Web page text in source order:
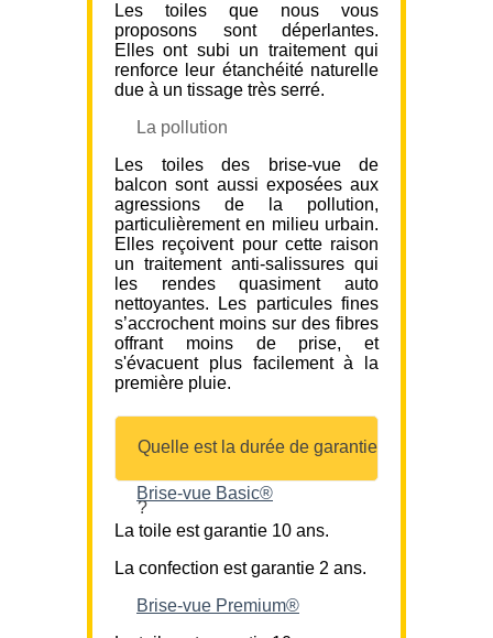
Les toiles que nous vous
proposons sont déperlantes.
Elles ont subi un traitement qui
renforce leur étanchéité naturelle
due à un tissage très serré.
La pollution
Les toiles des brise-vue de
balcon sont aussi exposées aux
agressions de la pollution,
particulièrement en milieu urbain.
Elles reçoivent pour cette raison
un traitement anti-salissures qui
les rendes quasiment auto
nettoyantes. Les particules fines
s’accrochent moins sur des fibres
offrant moins de prise, et
s'évacuent plus facilement à la
première pluie.
Quelle est la durée de garantie
?
Brise-vue Basic®
La toile est garantie 10 ans.
La confection est garantie 2 ans.
Brise-vue Premium®